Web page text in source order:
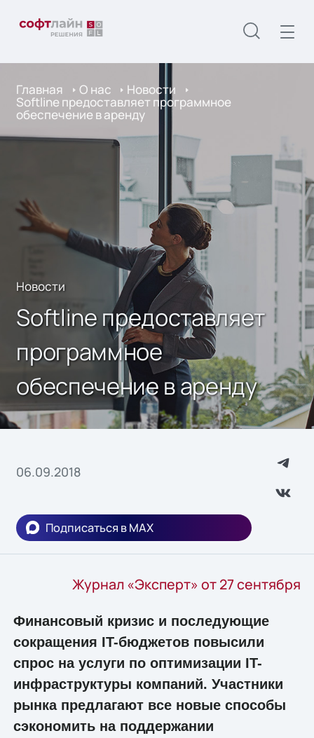
Главная О нас Новости
Softline предоставляет программное
обеспечение в аренду
Новости
Softline предоставляет
программное
обеспечение в аренду
06.09.2018
Подписаться в MAX
Журнал «Эксперт» от 27 сентября
Финансовый кризис и последующие
сокращения IT-бюджетов повысили
спрос на услуги по оптимизации IT-
инфраструктуры компаний. Участники
рынка предлагают все новые способы
сэкономить на поддержании